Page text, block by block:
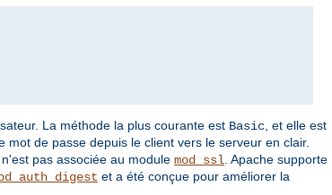
La méthode la plus courante est Basic , et elle est
mot de passe depuis le client vers le serveur en clair.
pas associée au module mod_ssl . Apache supporte
et a été conçue pour améliorer la